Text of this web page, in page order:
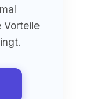
Vorteile